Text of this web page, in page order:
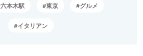
六本木駅 東京 グルメ
イタリアン